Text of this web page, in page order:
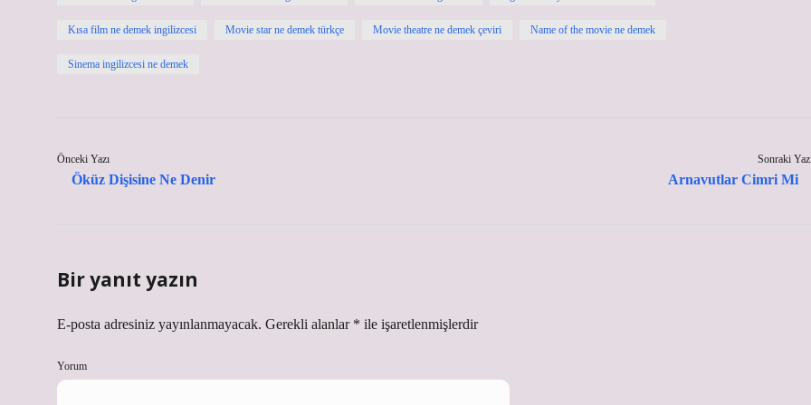
Kısa film ne demek ingilizcesi Movie star ne demek türkçe Movie theatre ne demek çeviri Name of the movie ne demek
Sinema ingilizcesi ne demek
Önceki Yazı
Öküz Dişisine Ne Denir
Sonraki
Arnavutlar Cimri Mi
Bir yanıt yazın
E-posta adresiniz yayınlanmayacak. Gerekli alanlar * ile işaretlenmişlerdir
Yorum